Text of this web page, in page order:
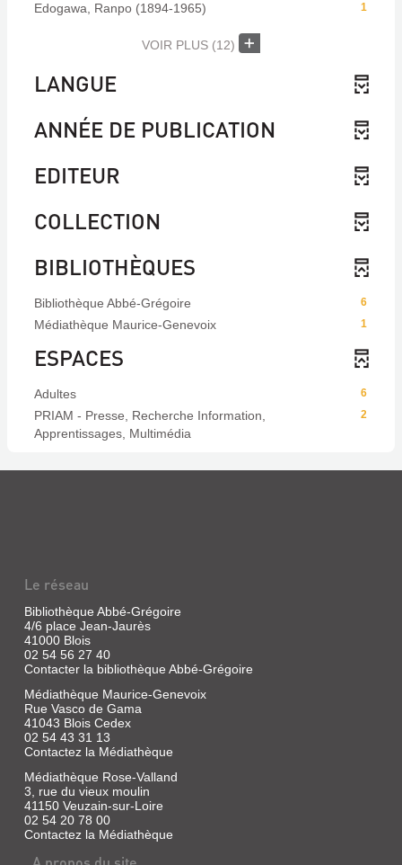
1
Edogawa, Ranpo (1894-1965)
VOIR PLUS (12)
LANGUE
ANNÉE DE PUBLICATION
EDITEUR
COLLECTION
BIBLIOTHÈQUES
6
Bibliothèque Abbé-Grégoire
1
Médiathèque Maurice-Genevoix
ESPACES
6
Adultes
2
PRIAM - Presse, Recherche Information,
Apprentissages, Multimédia
Le réseau
Bibliothèque Abbé-Grégoire
4/6 place Jean-Jaurès
41000 Blois
02 54 56 27 40
Contacter la bibliothèque Abbé-Grégoire
Médiathèque Maurice-Genevoix
Rue Vasco de Gama
41043 Blois Cedex
02 54 43 31 13
Contactez la Médiathèque
Médiathèque Rose-Valland
3, rue du vieux moulin
41150 Veuzain-sur-Loire
02 54 20 78 00
Contactez la Médiathèque